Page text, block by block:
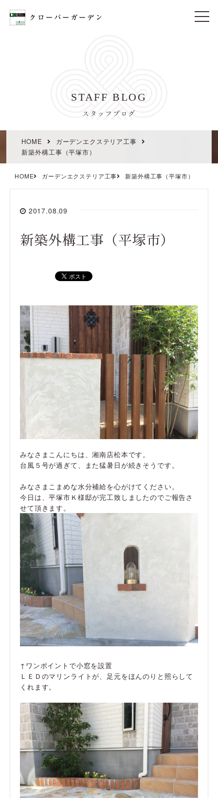
t
STAFF BLOG
スタッフブログ
HOME
ガーデンエクステリア工事
新築外構工事（平塚市）
HOME ガーデンエクステリア工事 新築外構工事（平塚市）
2017.08.09
新築外構工事（平塚市）
みなさまこんにちは、湘南店松本です。
台風５号が過ぎて、また猛暑日が続きそうです。
みなさまこまめな水分補給を心がけてください。
今日は、平塚市Ｋ様邸が完工致しましたのでご報告さ
せて頂きます。
↑ワンポイントで小窓を設置
ＬＥＤのマリンライトが、足元をほんのりと照らして
くれます。